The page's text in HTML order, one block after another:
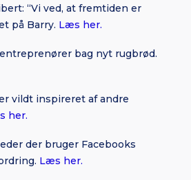
“Vi ved, at fremtiden er
på Barry. Læs her.
bag nyt rugbrød.
vildt inspireret af andre
her.
der bruger Facebooks
Læs her.